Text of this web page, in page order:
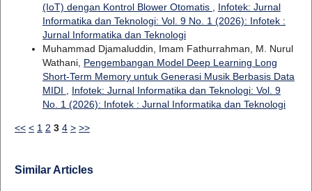
(IoT) dengan Kontrol Blower Otomatis
Infotek: Jurnal
Informatika dan Teknologi: Vol. 9 No. 1 (2026): Infotek :
Jurnal Informatika dan Teknologi
Muhammad Djamaluddin, Imam Fathurrahman, M. Nurul
Wathani, Pengembangan Model Deep Learning Long
Short-Term Memory untuk Generasi Musik Berbasis Data
MIDI
Infotek: Jurnal Informatika dan Teknologi: Vol. 9
No. 1 (2026): Infotek : Jurnal Informatika dan Teknologi
<< < 1 2 3 4 > >>
Similar Articles